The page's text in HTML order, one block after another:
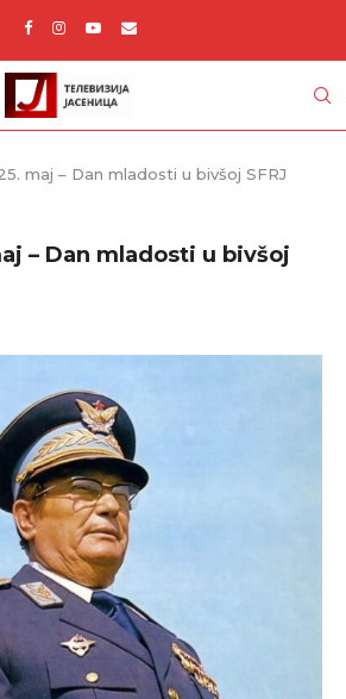
maj – Dan mladosti u bivšoj SFRJ
– Dan mladosti u bivšoj